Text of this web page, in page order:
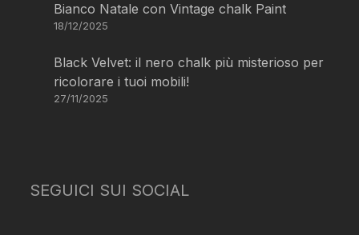
Bianco Natale con Vintage chalk Paint
18/12/2025
Black Velvet: il nero chalk più misterioso per
ricolorare i tuoi mobili!
27/11/2025
SEGUICI SUI SOCIAL